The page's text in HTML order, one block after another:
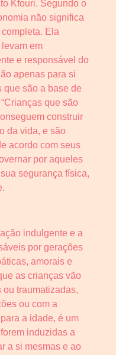
Kfouri. Segundo o
não significa
Ela
em
e responsável do
apenas para si
que são a base de
que são
construir
da vida, e são
acordo com seus
por aqueles
segurança física,
indulgente e a
por gerações
amorais e
as crianças vão
traumatizadas,
ou com a
a idade, é um
induzidas a
a si mesmas e ao